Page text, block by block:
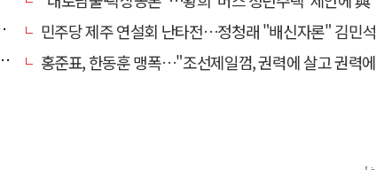
민주당 제주 연설회 난타전…정청래 "배신자론" 김민석 "관리 무능"
홍준표, 한동훈 맹폭…"조선제일껌, 권력에 살고 권력에 죽었다"